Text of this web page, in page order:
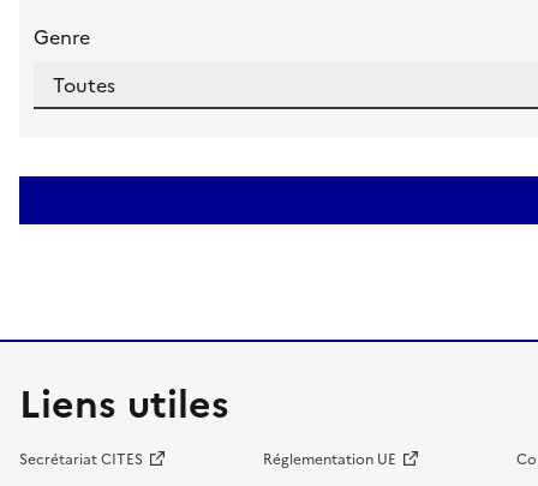
Genre
Liens utiles
Secrétariat CITES Réglementation UE